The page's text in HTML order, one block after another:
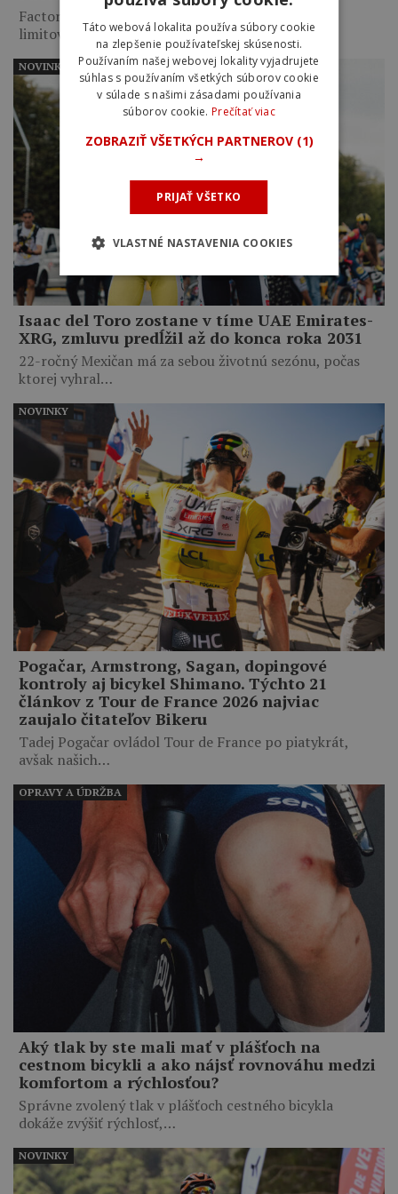
Factor pripravil pre Tour de France Femmes dve
limitované edície…
Isaac del Toro zostane v tíme UAE Emirates-
XRG, zmluvu predĺžil až do konca roka 2031
22-ročný Mexičan má za sebou životnú sezónu, počas
ktorej vyhral…
NOVINKY
Pogačar, Armstrong, Sagan, dopingové
kontroly aj bicykel Shimano. Týchto 21
článkov z Tour de France 2026 najviac
zaujalo čitateľov Bikeru
Tadej Pogačar ovládol Tour de France po piatykrát,
avšak našich…
NOVINKY
Aký tlak by ste mali mať v plášťoch na
cestnom bicykli a ako nájsť rovnováhu medzi
komfortom a rýchlosťou?
Správne zvolený tlak v plášťoch cestného bicykla
dokáže zvýšiť rýchlosť,…
OPRAVY A ÚDRŽBA
NOVINKY
Táto webová lokalita používa súbory cookie
na zlepšenie používateľskej skúsenosti.
Používaním našej webovej lokality vyjadrujete
súhlas s používaním všetkých súborov cookie
v súlade s našimi zásadami používania
súborov cookie. Prečítať viac
ZOBRAZIŤ VŠETKÝCH PARTNEROV (1)
→
PRIJAŤ VŠETKO
VLASTNÉ NASTAVENIA COOKIES